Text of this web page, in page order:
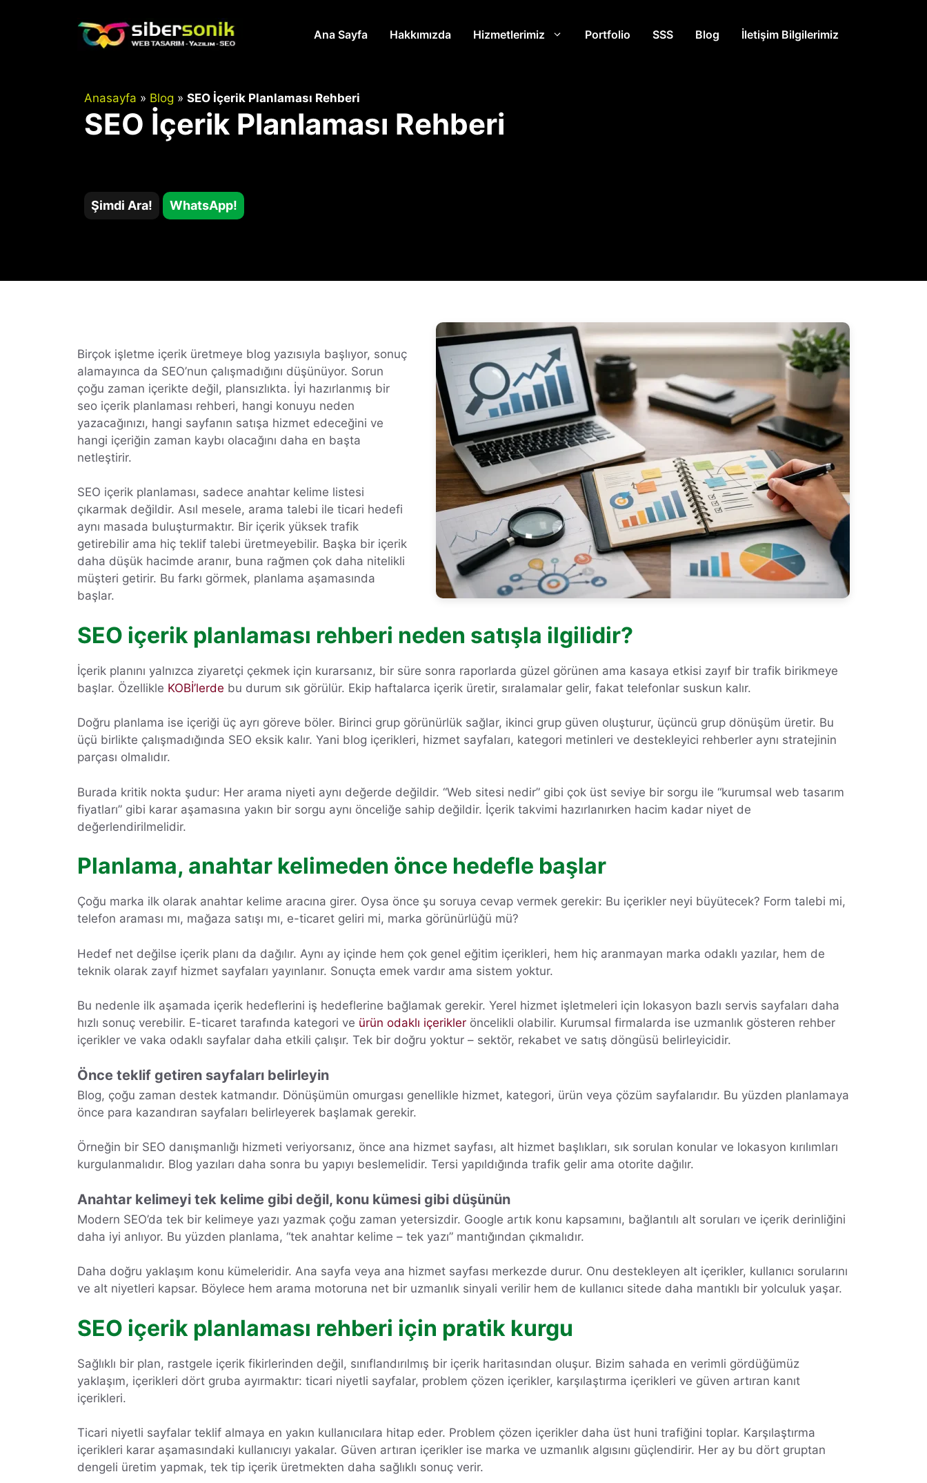
Ana Sayfa Hakkımızda Hizmetlerimiz Portfolio SSS Blog İletişim Bilgilerimiz
Anasayfa » Blog » SEO İçerik Planlaması Rehberi
SEO İçerik Planlaması Rehberi
Şimdi Ara! WhatsApp!
Birçok işletme içerik üretmeye blog yazısıyla başlıyor, sonuç
alamayınca da SEO’nun çalışmadığını düşünüyor. Sorun
çoğu zaman içerikte değil, plansızlıkta. İyi hazırlanmış bir
seo içerik planlaması rehberi, hangi konuyu neden
yazacağınızı, hangi sayfanın satışa hizmet edeceğini ve
hangi içeriğin zaman kaybı olacağını daha en başta
netleştirir.
SEO içerik planlaması, sadece anahtar kelime listesi
çıkarmak değildir. Asıl mesele, arama talebi ile ticari hedefi
aynı masada buluşturmaktır. Bir içerik yüksek trafik
getirebilir ama hiç teklif talebi üretmeyebilir. Başka bir içerik
daha düşük hacimde aranır, buna rağmen çok daha nitelikli
müşteri getirir. Bu farkı görmek, planlama aşamasında
başlar.
SEO içerik planlaması rehberi neden satışla ilgilidir?
İçerik planını yalnızca ziyaretçi çekmek için kurarsanız, bir süre sonra raporlarda güzel görünen ama kasaya etkisi zayıf bir trafik birikmeye
başlar. Özellikle KOBİ’lerde bu durum sık görülür. Ekip haftalarca içerik üretir, sıralamalar gelir, fakat telefonlar suskun kalır.
Doğru planlama ise içeriği üç ayrı göreve böler. Birinci grup görünürlük sağlar, ikinci grup güven oluşturur, üçüncü grup dönüşüm üretir. Bu
üçü birlikte çalışmadığında SEO eksik kalır. Yani blog içerikleri, hizmet sayfaları, kategori metinleri ve destekleyici rehberler aynı stratejinin
parçası olmalıdır.
Burada kritik nokta şudur: Her arama niyeti aynı değerde değildir. “Web sitesi nedir” gibi çok üst seviye bir sorgu ile “kurumsal web tasarım
fiyatları” gibi karar aşamasına yakın bir sorgu aynı önceliğe sahip değildir. İçerik takvimi hazırlanırken hacim kadar niyet de
değerlendirilmelidir.
Planlama, anahtar kelimeden önce hedefle başlar
Çoğu marka ilk olarak anahtar kelime aracına girer. Oysa önce şu soruya cevap vermek gerekir: Bu içerikler neyi büyütecek? Form talebi mi,
telefon araması mı, mağaza satışı mı, e-ticaret geliri mi, marka görünürlüğü mü?
Hedef net değilse içerik planı da dağılır. Aynı ay içinde hem çok genel eğitim içerikleri, hem hiç aranmayan marka odaklı yazılar, hem de
teknik olarak zayıf hizmet sayfaları yayınlanır. Sonuçta emek vardır ama sistem yoktur.
Bu nedenle ilk aşamada içerik hedeflerini iş hedeflerine bağlamak gerekir. Yerel hizmet işletmeleri için lokasyon bazlı servis sayfaları daha
hızlı sonuç verebilir. E-ticaret tarafında kategori ve ürün odaklı içerikler öncelikli olabilir. Kurumsal firmalarda ise uzmanlık gösteren rehber
içerikler ve vaka odaklı sayfalar daha etkili çalışır. Tek bir doğru yoktur – sektör, rekabet ve satış döngüsü belirleyicidir.
Önce teklif getiren sayfaları belirleyin
Blog, çoğu zaman destek katmandır. Dönüşümün omurgası genellikle hizmet, kategori, ürün veya çözüm sayfalarıdır. Bu yüzden planlamaya
önce para kazandıran sayfaları belirleyerek başlamak gerekir.
Örneğin bir SEO danışmanlığı hizmeti veriyorsanız, önce ana hizmet sayfası, alt hizmet başlıkları, sık sorulan konular ve lokasyon kırılımları
kurgulanmalıdır. Blog yazıları daha sonra bu yapıyı beslemelidir. Tersi yapıldığında trafik gelir ama otorite dağılır.
Anahtar kelimeyi tek kelime gibi değil, konu kümesi gibi düşünün
Modern SEO’da tek bir kelimeye yazı yazmak çoğu zaman yetersizdir. Google artık konu kapsamını, bağlantılı alt soruları ve içerik derinliğini
daha iyi anlıyor. Bu yüzden planlama, “tek anahtar kelime – tek yazı” mantığından çıkmalıdır.
Daha doğru yaklaşım konu kümeleridir. Ana sayfa veya ana hizmet sayfası merkezde durur. Onu destekleyen alt içerikler, kullanıcı sorularını
ve alt niyetleri kapsar. Böylece hem arama motoruna net bir uzmanlık sinyali verilir hem de kullanıcı sitede daha mantıklı bir yolculuk yaşar.
SEO içerik planlaması rehberi için pratik kurgu
Sağlıklı bir plan, rastgele içerik fikirlerinden değil, sınıflandırılmış bir içerik haritasından oluşur. Bizim sahada en verimli gördüğümüz
yaklaşım, içerikleri dört gruba ayırmaktır: ticari niyetli sayfalar, problem çözen içerikler, karşılaştırma içerikleri ve güven artıran kanıt
içerikleri.
Ticari niyetli sayfalar teklif almaya en yakın kullanıcılara hitap eder. Problem çözen içerikler daha üst huni trafiğini toplar. Karşılaştırma
içerikleri karar aşamasındaki kullanıcıyı yakalar. Güven artıran içerikler ise marka ve uzmanlık algısını güçlendirir. Her ay bu dört gruptan
dengeli üretim yapmak, tek tip içerik üretmekten daha sağlıklı sonuç verir.